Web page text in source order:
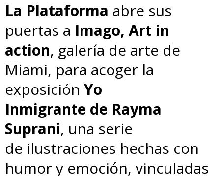
La Plataforma abre sus
puertas a Imago, Art in
action, galería de arte de
Miami, para acoger la
exposición Yo
Inmigrante de Rayma
Suprani, una serie
de ilustraciones hechas con
humor y emoción, vinculadas